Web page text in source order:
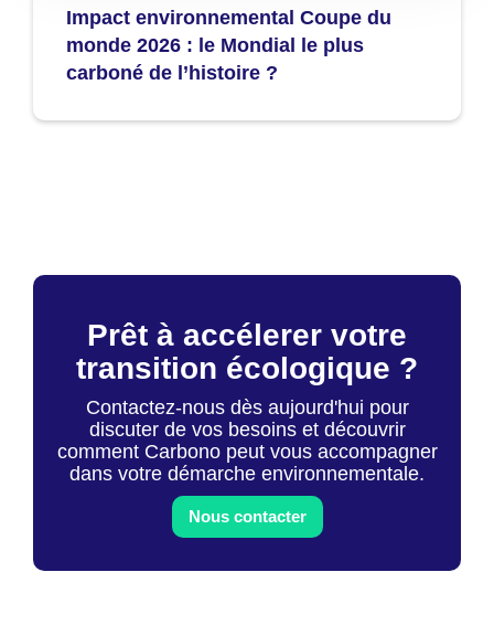
Impact environnemental Coupe du
monde 2026 : le Mondial le plus
carboné de l’histoire ?
Prêt à accélerer votre
transition écologique ?
Contactez-nous dès aujourd'hui pour
discuter de vos besoins et découvrir
comment Carbono peut vous accompagner
dans votre démarche environnementale.
Nous contacter